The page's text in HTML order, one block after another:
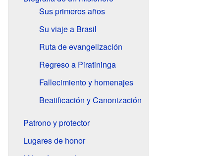
Sus primeros años
Su viaje a Brasil
Ruta de evangelización
Regreso a Piratininga
Fallecimiento y homenajes
Beatificación y Canonización
Patrono y protector
Lugares de honor